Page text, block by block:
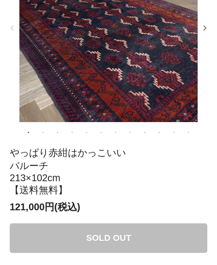
やっぱり赤紺はかっこいい
バルーチ
213×102cm
【送料無料】
121,000円(税込)
SOLD OUT